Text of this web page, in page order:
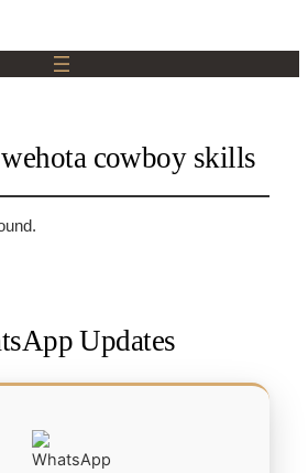
wehota cowboy skills
Updates